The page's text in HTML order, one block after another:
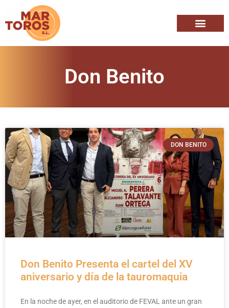
Don Benito
DON BENITO
Don Benito Presenta el cartel del XV
aniversario y día de la tauromaquia
En la noche de ayer, en el auditorio de FEVAL ante un gran